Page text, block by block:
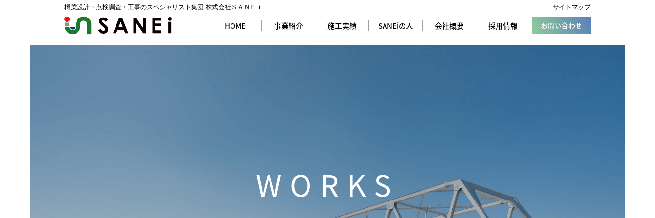
橋梁設計・点検調査・工事のスペシャリスト集団 株式会社ＳＡＮＥｉ サイトマップ
HOME 事業紹介 施工実績 SANEiの人 会社概要 採用情報 お問い合わせ
WORKS